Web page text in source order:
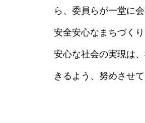
ら、委員らが一堂に
安全安心なまちづく
安心な社会の実現は
きるよう、努めさせ